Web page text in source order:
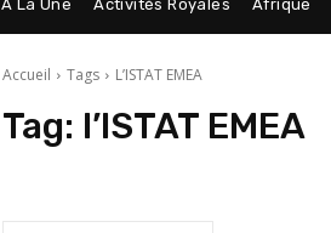
A La Une Activités Royales Afrique
Accueil Tags L’ISTAT EMEA
Tag: l’ISTAT EMEA